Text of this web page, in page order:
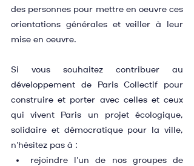
des personnes pour mettre en oeuvre ces
orientations générales et veiller à leur
mise en oeuvre.
Si vous souhaitez contribuer au
développement de Paris Collectif pour
construire et porter avec celles et ceux
qui vivent Paris un projet écologique,
solidaire et démocratique pour la ville,
n'hésitez pas à :
rejoindre l'un de nos groupes de